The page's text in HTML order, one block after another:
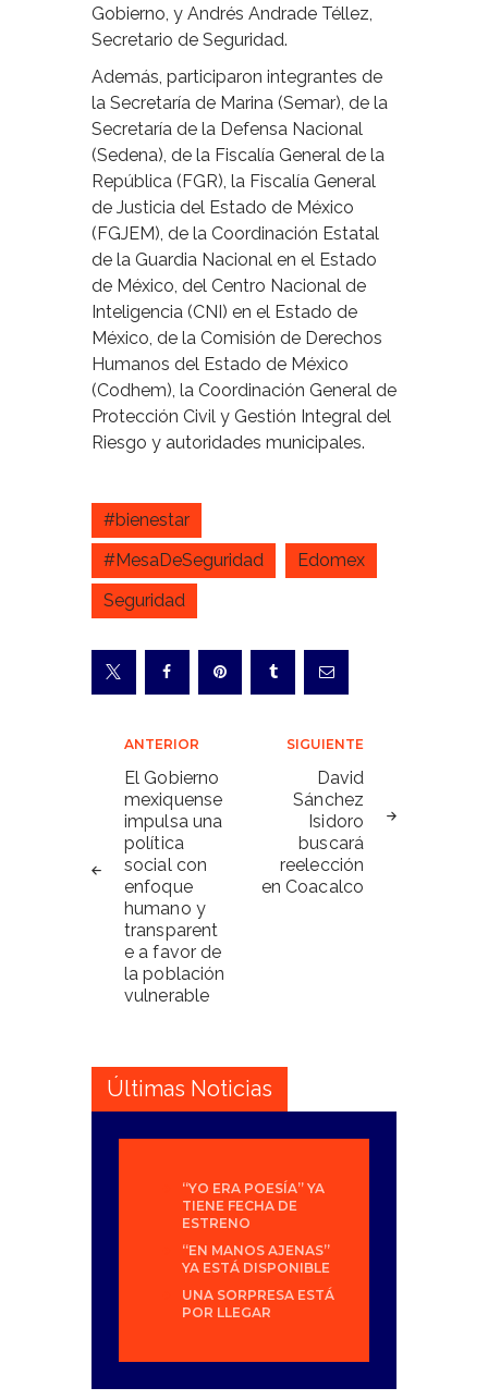
Gobierno, y Andrés Andrade Téllez,
Secretario de Seguridad.
Además, participaron integrantes de
la Secretaría de Marina (Semar), de la
Secretaría de la Defensa Nacional
(Sedena), de la Fiscalía General de la
República (FGR), la Fiscalía General
de Justicia del Estado de México
(FGJEM), de la Coordinación Estatal
de la Guardia Nacional en el Estado
de México, del Centro Nacional de
Inteligencia (CNI) en el Estado de
México, de la Comisión de Derechos
Humanos del Estado de México
(Codhem), la Coordinación General de
Protección Civil y Gestión Integral del
Riesgo y autoridades municipales.
#bienestar
#MesaDeSeguridad
Edomex
Seguridad
Navegación
de
entradas
ANTERIOR
El Gobierno
mexiquense
impulsa una
política
social con
enfoque
humano y
transparent
e a favor de
la población
vulnerable
SIGUIENTE
David
Sánchez
Isidoro
buscará
reelección
en Coacalco
Últimas Noticias
“YO ERA POESÍA” YA
TIENE FECHA DE
ESTRENO
“EN MANOS AJENAS”
YA ESTÁ DISPONIBLE
UNA SORPRESA ESTÁ
POR LLEGAR